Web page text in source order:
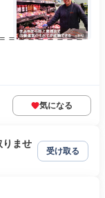
＝＝＝＝＝＝＝＝
気になる
りませ
受け取る